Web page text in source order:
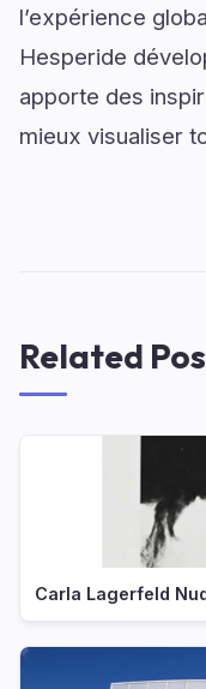
l’expérience
Hesperide
apporte des
mieux visualiser
Related
Carla Lagerfeld